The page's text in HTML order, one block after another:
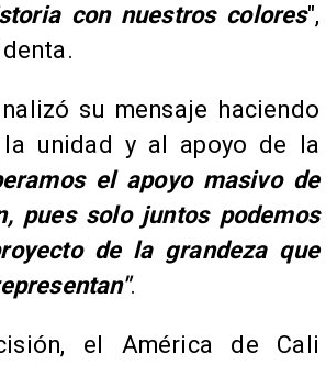
con nuestros colores",
su mensaje haciendo
unidad y al apoyo de la
el apoyo masivo de
pues solo juntos podemos
de la grandeza que
.
el América de Cali